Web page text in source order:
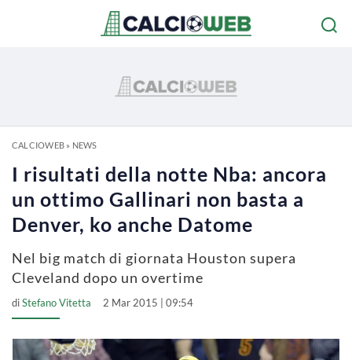
CALCIOWEB» NEWS
I risultati della notte Nba: ancora
un ottimo Gallinari non basta a
Denver, ko anche Datome
Nel big match di giornata Houston supera
Cleveland dopo un overtime
diStefano Vitetta 2 Mar 2015 | 09:54